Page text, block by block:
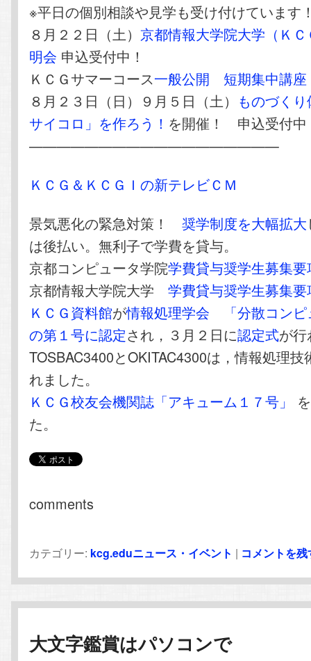
※平日の個別相談や見学も受け付けています
８月２２日（土） 京都情報大学院大学（Ｋ
明会 申込受付中！
ＫＣＧサマーコース一般公開 短期集中講座
８月２３日（日）９月５日（土） ものづく
サイコロ」を作ろう！ を開催！ 申込受付中
——————————————————
ＫＣＧ＆ＫＣＧＩの新テレビＣＭ
景気悪化の緊急対策！奨学制度を大幅拡大
は後払い。無利子で学費を貸与。
京都コンピュータ学院学費貸与奨学生募集要
京都情報大学院大学学費貸与奨学生募集要
ＫＣＧ資料館が情報処理学会
「分散コン
の第１号に認定され，３月２日に認定式が
TOSBAC3400とOKITAC4300は，情報処理
れました。
ＫＣＧ校友会機関誌「アキューム１７号」
た。
comments
カテゴリー: kcg.eduニュース・イベント | コメントを残
大文字鑑賞はパソコンで